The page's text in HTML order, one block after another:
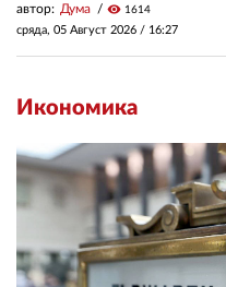
автор: Дума visibility 1614
сряда, 05 Август 2026 / 16:27
Икономика